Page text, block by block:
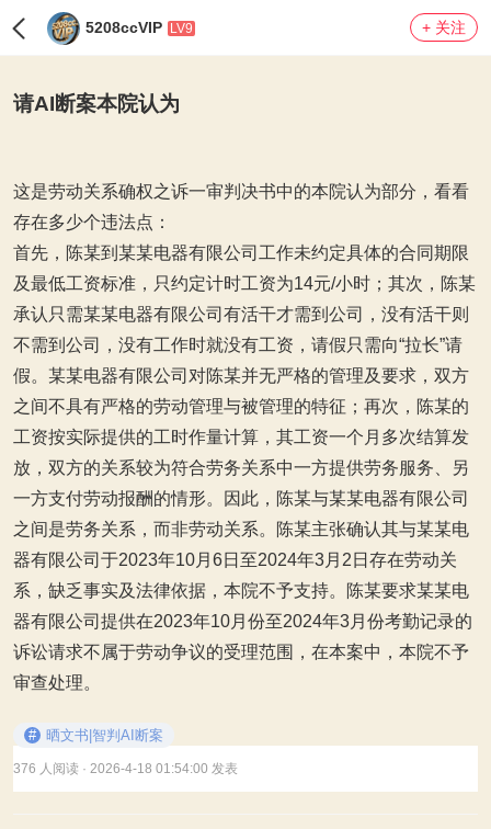
5208ccVIP LV9 + 关注
请AI断案本院认为
这是劳动关系确权之诉一审判决书中的本院认为部分，看看
存在多少个违法点：
首先，陈某到某某电器有限公司工作未约定具体的合同期限
及最低工资标准，只约定计时工资为14元/小时；其次，陈某
承认只需某某电器有限公司有活干才需到公司，没有活干则
不需到公司，没有工作时就没有工资，请假只需向“拉长”请
假。某某电器有限公司对陈某并无严格的管理及要求，双方
之间不具有严格的劳动管理与被管理的特征；再次，陈某的
工资按实际提供的工时作量计算，其工资一个月多次结算发
放，双方的关系较为符合劳务关系中一方提供劳务服务、另
一方支付劳动报酬的情形。因此，陈某与某某电器有限公司
之间是劳务关系，而非劳动关系。陈某主张确认其与某某电
器有限公司于2023年10月6日至2024年3月2日存在劳动关
系，缺乏事实及法律依据，本院不予支持。陈某要求某某电
器有限公司提供在2023年10月份至2024年3月份考勤记录的
诉讼请求不属于劳动争议的受理范围，在本案中，本院不予
审查处理。
# 晒文书|智判AI断案
376 人阅读 · 2026-4-18 01:54:00 发表